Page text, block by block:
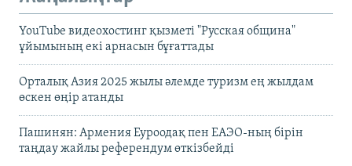
YouTube видеохостинг қызметі "Русская община"
ұйымының екі арнасын бұғаттады
Орталық Азия 2025 жылы әлемде туризм ең жылдам
өскен өңір атанды
Пашинян: Армения Еуроодақ пен ЕАЭО-ның бірін
таңдау жайлы референдум өткізбейді